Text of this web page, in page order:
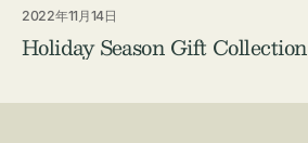
2022年11月14日
Holiday Season Gift Collection